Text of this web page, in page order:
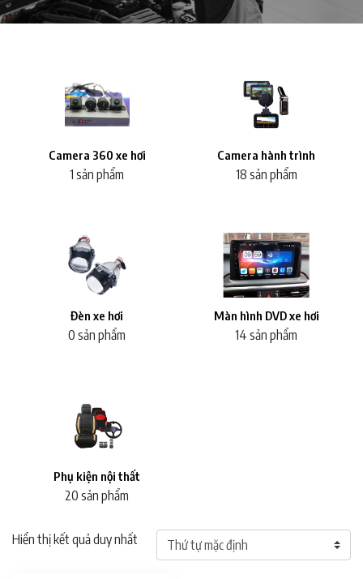
Camera 360 xe hơi
1 sản phẩm
Camera hành trình
18 sản phẩm
Đèn xe hơi
0 sản phẩm
Màn hình DVD xe hơi
14 sản phẩm
Phụ kiện nội thất
20 sản phẩm
Hiển thị kết quả duy nhất